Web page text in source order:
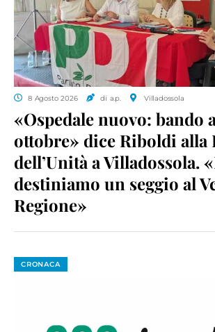
8 Agosto 2026 di a.p. Villadossola
«Ospedale nuovo: bando
ottobre» dice Riboldi alla
dell’Unità a Villadossola.
destiniamo un seggio al
Regione»
CRONACA